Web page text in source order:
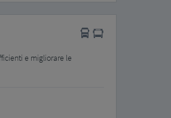
e migliorare le